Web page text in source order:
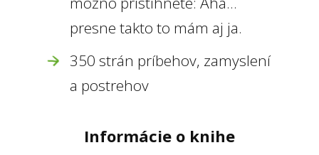
presne takto to mám aj ja.
350 strán príbehov, zamyslení
a postrehov
Informácie o knihe